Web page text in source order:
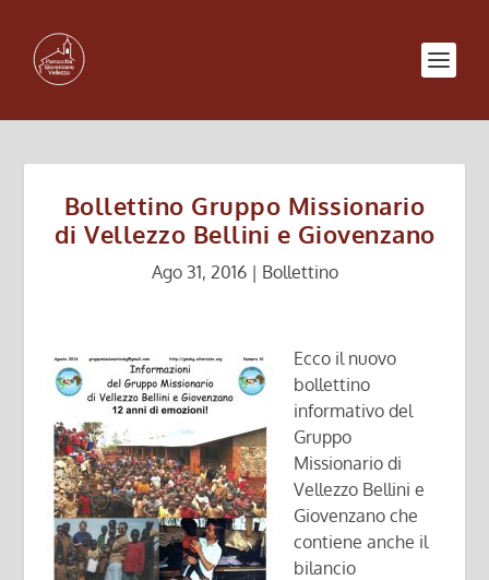
Bollettino Gruppo Missionario
di Vellezzo Bellini e Giovenzano
Ago 31, 2016| Bollettino
Ecco il nuovo
bollettino
informativo del
Gruppo
Missionario di
Vellezzo Bellini e
Giovenzano che
contiene anche il
bilancio